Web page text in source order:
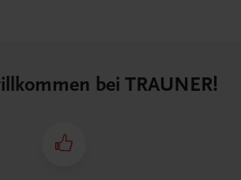
bei TRAUNER!